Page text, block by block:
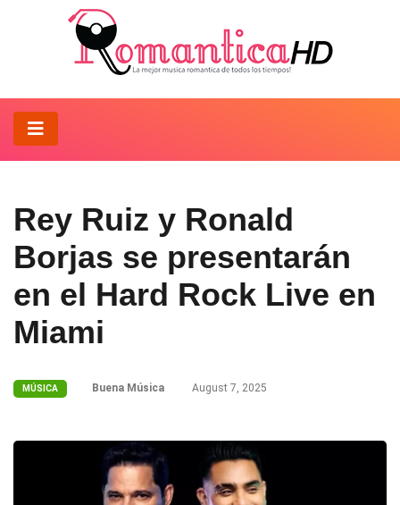
Rey Ruiz y Ronald
Borjas se presentarán
en el Hard Rock Live en
Miami
MÚSICA Buena Música August 7, 2025